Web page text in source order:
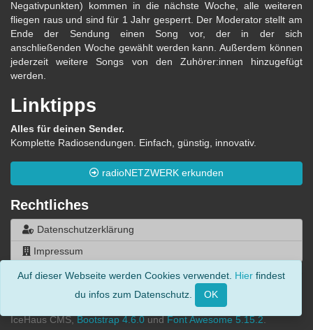
Negativpunkten) kommen in die nächste Woche, alle weiteren
fliegen raus und sind für 1 Jahr gesperrt. Der Moderator stellt am
Ende der Sendung einen Song vor, der in der sich
anschließenden Woche gewählt werden kann. Außerdem können
jederzeit weitere Songs von den Zuhörer:innen hinzugefügt
werden.
Linktipps
Alles für deinen Sender.
Komplette Radiosendungen. Einfach, günstig, innovativ.
radioNETZWERK erkunden
Rechtliches
Datenschutzerklärung
Impressum
© 2014 - 2026, Die-Hörercharts.de - Alle Rechte vorbehalten.
& Sebastian Schwarz | Stolz präsentiert von
IceHaus CMS, Bootstrap 4.6.0 und Font Awesome 5.15.2.
Auf dieser Webseite werden Cookies verwendet. Hierfindest
du infos zum Datenschutz.